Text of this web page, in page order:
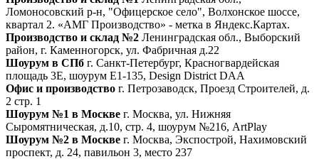
Ломоносовский р-н, "Офицерское село", Волхонское шоссе,
квартал 2. «АМГ Производство» - метка в Яндекс.Картах.
Производство и склад №2 Ленинградская обл., Выборский
район, г. Каменногорск, ул. Фабричная д.22
Шоурум в СПб г. Санкт‑Петербург, Красногвардейская
площадь 3Е, шоурум Е1-135, Design District DAA
Офис и производство г. Петрозаводск, Проезд Строителей, д.
2 стр. 1
Шоурум №1 в Москве г. Москва, ул. Нижняя
Сыромятническая, д.10, стр. 4, шоурум №216, ArtPlay
Шоурум №2 в Москве г. Москва, Экспострой, Нахимовский
проспект, д. 24, павильон 3, место 237